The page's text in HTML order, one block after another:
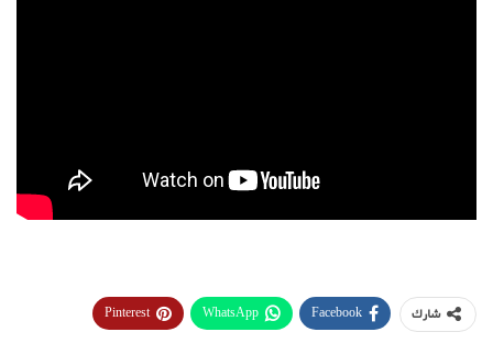
شارك Facebook
WhatsApp
Pinterest